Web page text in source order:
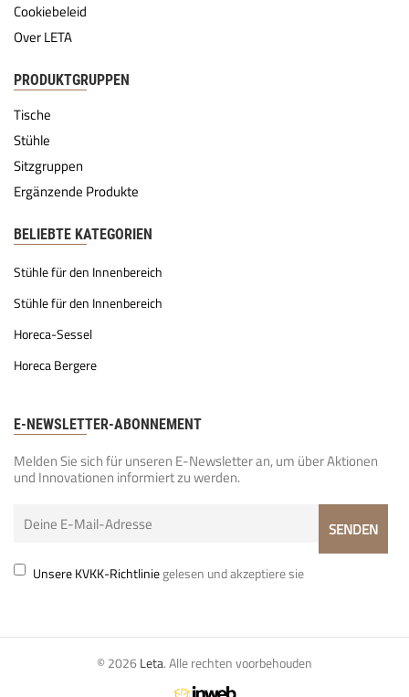
Cookiebeleid
Over LETA
PRODUKTGRUPPEN
Tische
Stühle
Sitzgruppen
Ergänzende Produkte
BELIEBTE KATEGORIEN
Stühle für den Innenbereich
Stühle für den Innenbereich
Horeca-Sessel
Horeca Bergere
E-NEWSLETTER-ABONNEMENT
Melden Sie sich für unseren E-Newsletter an, um über Aktionen
und Innovationen informiert zu werden.
Unsere KVKK-Richtliniegelesen und akzeptiere sie
© 2026 Leta. Alle rechten voorbehouden